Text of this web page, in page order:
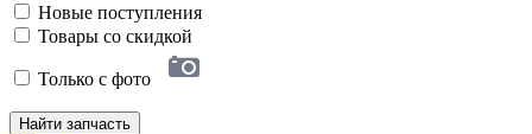
Новые поступления
Товары со скидкой
Только с фото
Найти запчасть